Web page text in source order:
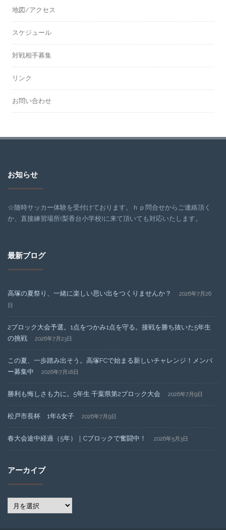
地図/アクセス
スケジュール
対戦相手募集
リンク
お問い合わせ
お知らせ
☆随時サッカー体験を受付けております。ｈｐ問合せからご連絡頂く
か、直接練習場所(梨香台小学校)に来て頂いても対応いたします。
最新ブログ
高塚の夏祭り、一緒に楽しい思い出をつくりませんか？
2026年7月26
日
2ブロック大会予選。1点をつかみ1点を守る。接戦を勝ち抜いた5年生
の挑戦
2026年7月23日
この夏、一歩踏み出そう。高塚FCで始まる新しいチャレンジ！メンバ
ー募集中
2026年7月18日
勝利も悔しさも力に。5年生 千葉県第2ブロック大会 2026年7月9日
松戸市長杯 1年&女子 2026年7月9日
春大会途中経過（5年）｜Cブロックで奮闘中！ 2026年5月3日
アーカイブ
ー